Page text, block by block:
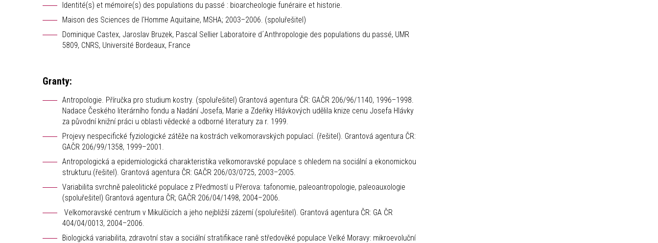
Identité(s) et mémoire(s) des populations du passé : bioarcheologie funéraire et historie.
Maison des Sciences de l'Homme Aquitaine, MSHA; 2003–2006. (spoluřešitel)
Dominique Castex, Jaroslav Bruzek, Pascal Sellier Laboratoire d´Anthropologie des populations du passé, UMR
5809, CNRS, Université Bordeaux, France
Granty:
Antropologie. Příručka pro studium kostry. (spoluřešitel) Grantová agentura ČR: GAČR 206/96/1140, 1996–1998.
Nadace Českého literárního fondu a Nadání Josefa, Marie a Zdeňky Hlávkových udělila knize cenu Josefa Hlávky
za původní knižní práci u oblasti vědecké a odborné literatury za r. 1999.
Projevy nespecifické fyziologické zátěže na kostrách velkomoravských populací. (řešitel). Grantová agentura ČR:
GAČR 206/99/1358, 1999–2001.
Antropologická a epidemiologická charakteristika velkomoravské populace s ohledem na sociální a ekonomickou
strukturu.(řešitel). Grantová agentura ČR: GAČR 206/03/0725, 2003–2005.
Variabilita svrchně paleolitické populace z Předmostí u Přerova: tafonomie, paleoantropologie, paleoauxologie
(spoluřešitel) Grantová agentura ČR; GAČR 206/04/1498, 2004–2006.
Velkomoravské centrum v Mikulčicích a jeho nejbližší zázemí (spoluřešitel). Grantová agentura ČR: GA ČR
404/04/0013, 2004–2006.
Biologická variabilita, zdravotní stav a sociální stratifikace raně středověké populace Velké Moravy: mikroevoluční